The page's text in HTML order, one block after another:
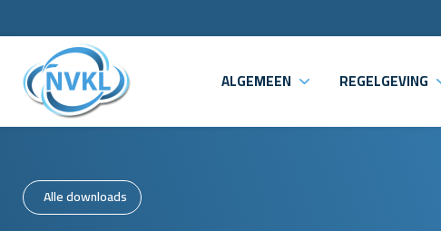
ALGEMEEN REGELGEVING
Alle downloads